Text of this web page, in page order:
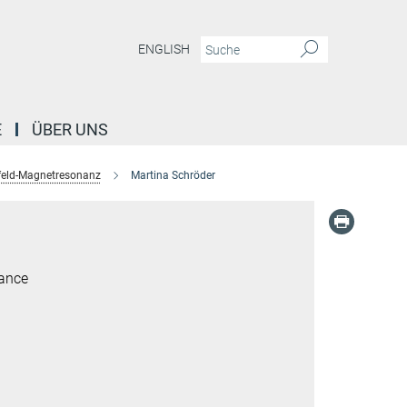
ENGLISH
ÜBER UNS
Magnetresonanz Martina Schröder